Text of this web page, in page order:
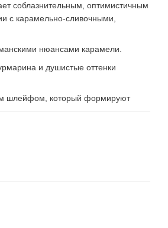
соблазнительным, оптимистичным
с карамельно-сливочными,
нюансами карамели.
и душистые оттенки
шлейфом, который формируют